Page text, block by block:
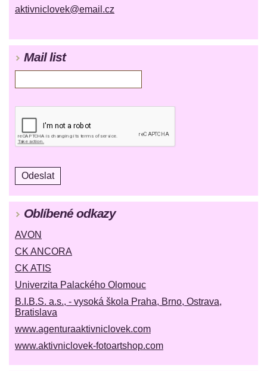
aktivniclovek@email.cz
Mail list
Oblíbené odkazy
AVON
CK ANCORA
CK ATIS
Univerzita Palackého Olomouc
B.I.B.S. a.s., - vysoká škola Praha, Brno, Ostrava,
Bratislava
www.agenturaaktivniclovek.com
www.aktivniclovek-fotoartshop.com